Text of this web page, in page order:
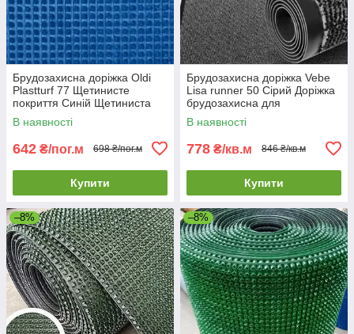
Брудозахисна доріжка Oldi
Plastturf 77 Щетинисте
покриття Синій Щетиниста
брудозахисна доріжка для
готелю
В наявності
642 ₴/пог.м 698 ₴/пог.м
Купити
Брудозахисна доріжка Vebe
Lisa runner 50 Сірий Доріжка
брудозахисна для
комерційних приміщень
В наявності
778 ₴/кв.м 846 ₴/кв.м
Купити
–8% –8%